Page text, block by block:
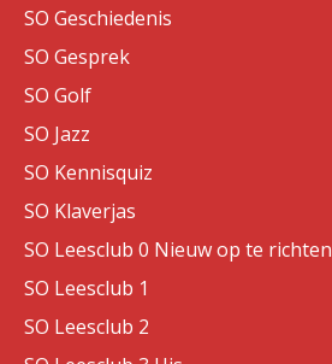
SO Geschiedenis
SO Gesprek
SO Golf
SO Jazz
SO Kennisquiz
SO Klaverjas
SO Leesclub 0 Nieuw op te richten
SO Leesclub 1
SO Leesclub 2